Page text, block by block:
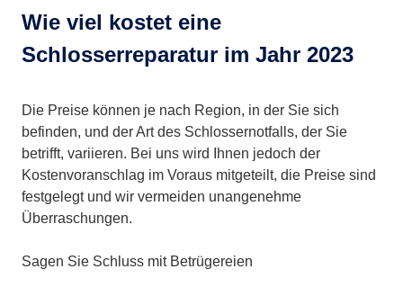
Wie viel kostet eine
Schlosserreparatur im Jahr 2023
Die Preise können je nach Region, in der Sie sich
befinden, und der Art des Schlossernotfalls, der Sie
betrifft, variieren. Bei uns wird Ihnen jedoch der
Kostenvoranschlag im Voraus mitgeteilt, die Preise sind
festgelegt und wir vermeiden unangenehme
Überraschungen.
Sagen Sie Schluss mit Betrügereien